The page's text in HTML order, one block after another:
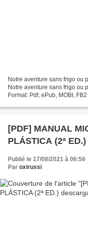
Notre aventure sans frigo ou
Notre aventure sans frigo ou
Format: Pdf, ePub, MOBI,
[PDF] MANUAL
PLÁSTICA (2ª
Publié le 17/08/2021 à 06:56
Par oxirussi